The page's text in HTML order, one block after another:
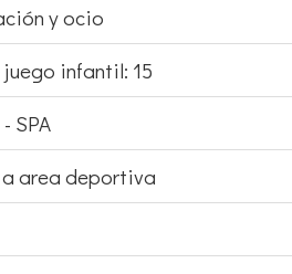
y ocio
infantil: 15
SPA
area deportiva